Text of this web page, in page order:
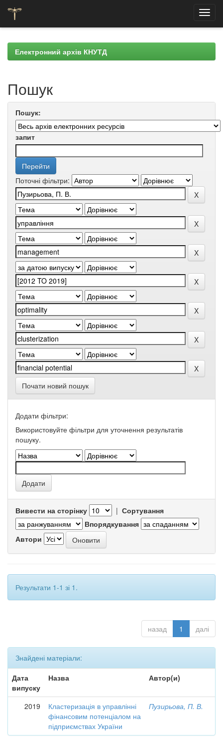
navigationЕлектронний архів КНУТД
Пошук
Пошук:
запит
Поточні фільтри:
Почати новий пошук
Додати фільтри:
Використовуйте фільтри для уточнення результатів
пошуку.
Вивести на сторінку | Сортування
Впорядкування
Автори
Результати 1-1 зі 1.
назад 1 далі
Знайдені матеріали:
Дата
випуску
Назва Автор(и)
2019
Кластеризація в управлінні
фінансовим потенціалом на
підприємствах України
Пузирьова, П. В.